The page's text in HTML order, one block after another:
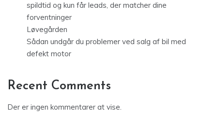
spildtid og kun får leads, der matcher dine
forventninger
Løvegården
Sådan undgår du problemer ved salg af bil med
defekt motor
Recent Comments
Der er ingen kommentarer at vise.